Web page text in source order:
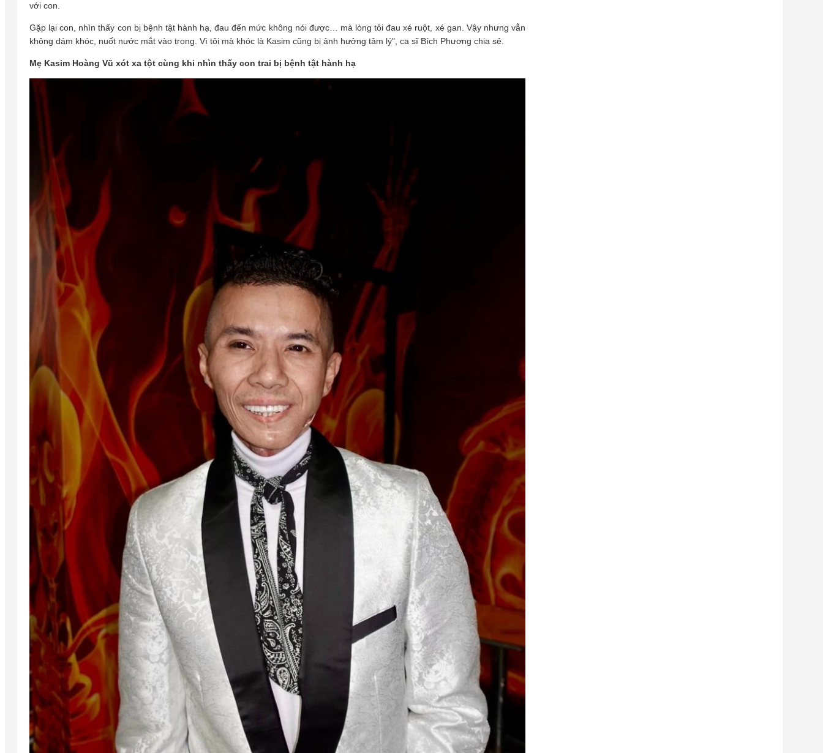
với con.
Gặp lại con, nhìn thấy con bị bệnh tật hành hạ, đau đến mức không nói được… mà lòng tôi đau xé ruột, xé gan. Vậy nhưng vẫn
không dám khóc, nuốt nước mắt vào trong. Vì tôi mà khóc là Kasim cũng bị ảnh hưởng tâm lý", ca sĩ Bích Phương chia sẻ.
Mẹ Kasim Hoàng Vũ xót xa tột cùng khi nhìn thấy con trai bị bệnh tật hành hạ